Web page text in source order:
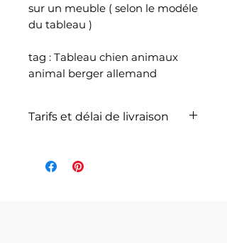
sur un meuble ( selon le modéle
du tableau )
tag : Tableau chien animaux
animal berger allemand
Tarifs et délai de livraison
comprise dans le prix de